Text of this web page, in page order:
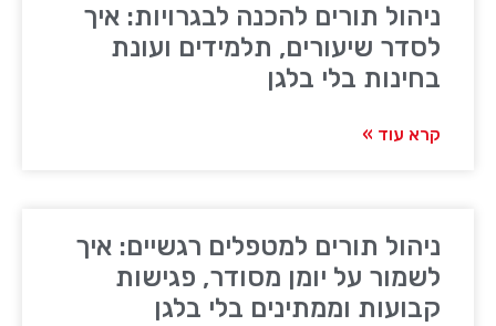
ניהול תורים להכנה לבגרויות: איך
לסדר שיעורים, תלמידים ועונת
בחינות בלי בלגן
קרא עוד »
ניהול תורים למטפלים רגשיים: איך
לשמור על יומן מסודר, פגישות
קבועות וממתינים בלי בלגן